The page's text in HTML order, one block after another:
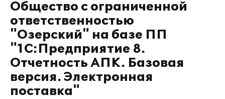
Общество с ограниченной
ответственностью
"Озерский" на базе ПП
"1С:Предприятие 8.
Отчетность АПК. Базовая
версия. Электронная
поставка"